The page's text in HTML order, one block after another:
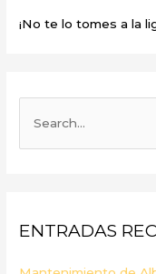
¡No te lo tomes a la
r
ENTRADAS